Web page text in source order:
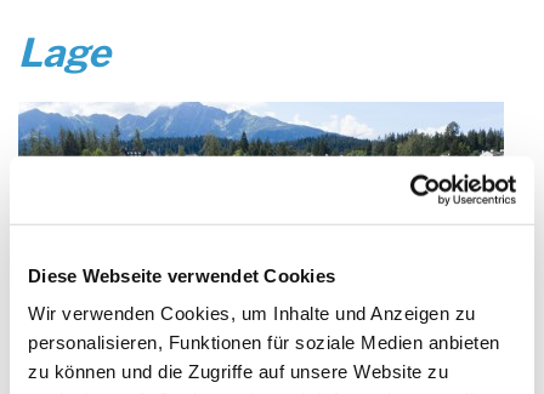
Diese Webseite verwendet Cookies
Wir verwenden Cookies, um Inhalte und Anzeigen zu
personalisieren, Funktionen für soziale Medien anbieten
zu können und die Zugriffe auf unsere Website zu
Lage